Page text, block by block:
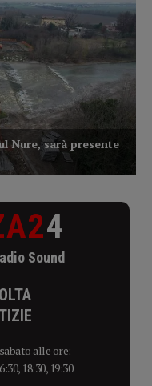
4
Sound
alle ore:
18:30, 19:30